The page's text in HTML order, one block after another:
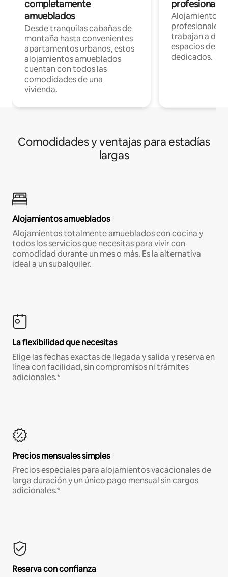
completamente
amueblados
Desde tranquilas cabañas de
montaña hasta convenientes
apartamentos urbanos, estos
alojamientos amueblados
cuentan con todos las
comodidades de una
vivienda.
Alojamientos
profesionales
trabajan a
espacios de
dedicados.
Comodidades y ventajas para estadías
largas
Alojamientos amueblados
Alojamientos totalmente amueblados con cocina y
todos los servicios que necesitas para vivir con
comodidad durante un mes o más. Es la alternativa
ideal a un subalquiler.
La flexibilidad que necesitas
Elige las fechas exactas de llegada y salida y reserva en
línea con facilidad, sin compromisos ni trámites
adicionales.*
Precios mensuales simples
Precios especiales para alojamientos vacacionales de
larga duración y un único pago mensual sin cargos
adicionales.*
Reserva con confianza